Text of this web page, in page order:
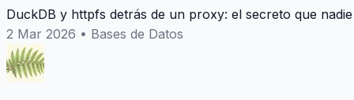
DuckDB y httpfs detrás de un proxy: el secreto que
2 Mar 2026 • Bases de Datos